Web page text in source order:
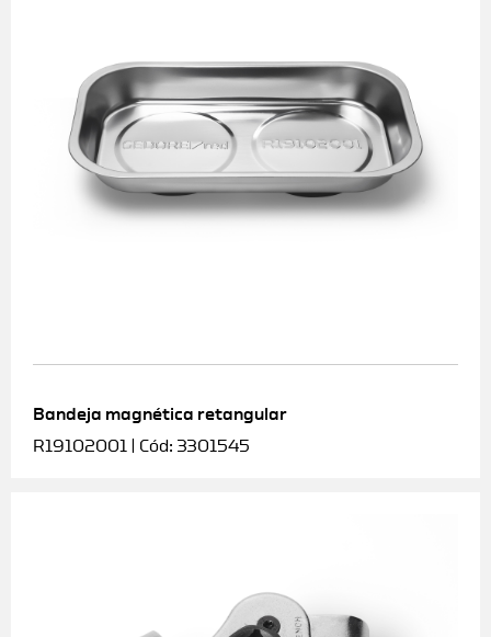
Bandeja magnética retangular
R19102001 | Cód: 3301545